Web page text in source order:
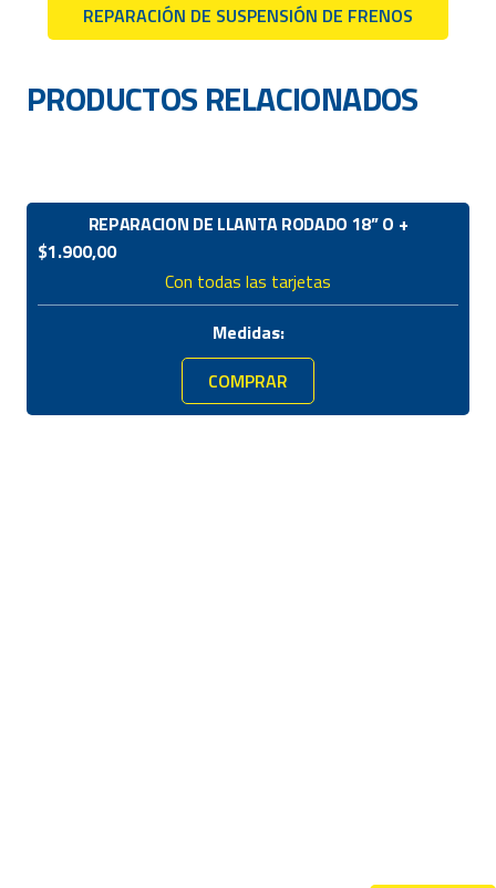
REPARACIÓN DE SUSPENSIÓN DE FRENOS
PRODUCTOS RELACIONADOS
REPARACION DE LLANTA RODADO 18” O +
$1.900,00
Con todas las tarjetas
Medidas:
COMPRAR